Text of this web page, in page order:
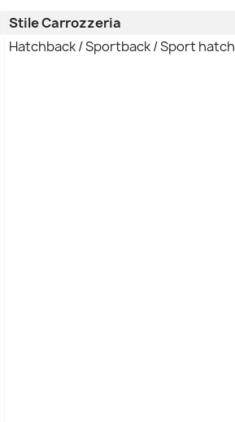
Stile Carrozzeria
Hatchback / Sportback / Sport hatch